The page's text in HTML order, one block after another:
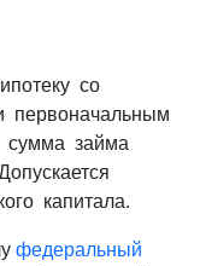
со
первоначальным
сумма займа
капитала.
федеральный